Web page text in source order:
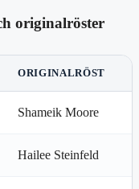
originalröster
ORIGINALRÖST
Shameik Moore
Hailee Steinfeld